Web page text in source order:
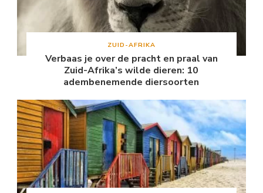
ZUID-AFRIKA
Verbaas je over de pracht en praal van
Zuid-Afrika’s wilde dieren: 10
adembenemende diersoorten